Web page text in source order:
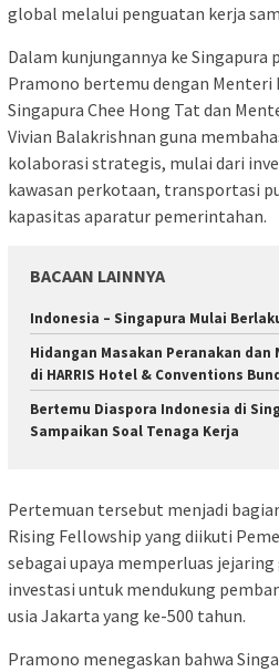
global melalui penguatan kerja
Dalam kunjungannya ke Singapura
Pramono bertemu dengan Menteri
Singapura Chee Hong Tat dan
Vivian Balakrishnan guna
kolaborasi strategis, mulai dari
kawasan perkotaan, transportasi
kapasitas aparatur pemerintahan.
BACAAN LAINNYA
Indonesia – Singapura Mulai
Hidangan Masakan Peranakan dan
di HARRIS Hotel & Conventions
Bertemu Diaspora Indonesia di
Sampaikan Soal Tenaga Kerja
Pertemuan tersebut menjadi
Rising Fellowship yang diikuti
sebagai upaya memperluas
investasi untuk mendukung
usia Jakarta yang ke-500 tahun.
Pramono menegaskan bahwa